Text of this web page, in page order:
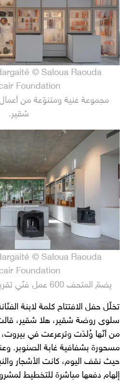
© Saloua Raouda
Foundation
مجموعة غنية ومتنوّعة من
شقير.
© Saloua Raouda
Foundation
يضمّ المتحف 600 عمل فنّي تقريباً، 500 منها معروضاً.
تخلّل حفل الافتتاح كلمة لابنة
سلوى روضة شقير، هلا شقير، قالت
من أنّها وُلدَت وترعرعت في بيروت،
مسحورة بشفافية غابة الصنوبر.
حيث نقف اليوم، كانت الأشجار
إلهام دفعها مباشرة للتخطيط